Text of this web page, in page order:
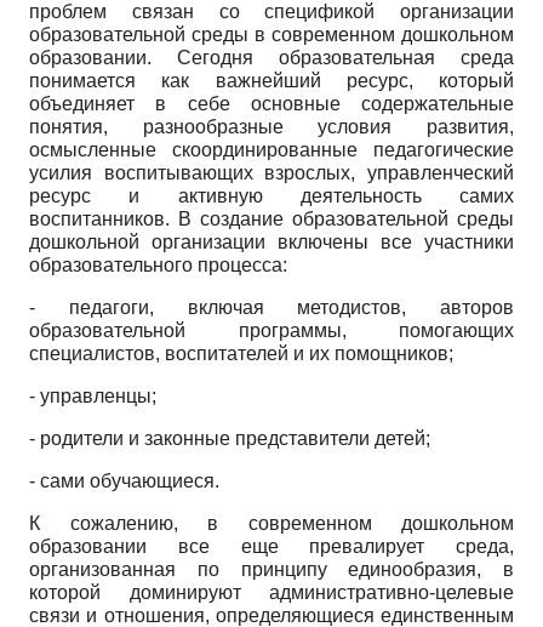
проблем связан со спецификой организации
образовательной среды в современном дошкольном
образовании. Сегодня образовательная среда
понимается как важнейший ресурс, который
объединяет в себе основные содержательные
понятия, разнообразные условия развития,
осмысленные скоординированные педагогические
усилия воспитывающих взрослых, управленческий
ресурс и активную деятельность самих
воспитанников. В создание образовательной среды
дошкольной организации включены все участники
образовательного процесса:
- педагоги, включая методистов, авторов
образовательной программы, помогающих
специалистов, воспитателей и их помощников;
- управленцы;
- родители и законные представители детей;
- сами обучающиеся.
К сожалению, в современном дошкольном
образовании все еще превалирует среда,
организованная по принципу единообразия, в
которой доминируют административно-целевые
связи и отношения, определяющиеся единственным